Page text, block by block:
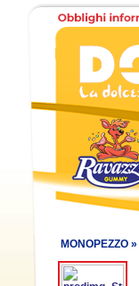
MONOPEZZO »